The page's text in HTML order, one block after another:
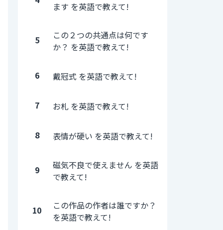
ます を英語で教えて!
5
この２つの共通点は何です
か？ を英語で教えて!
6 戴冠式 を英語で教えて!
7 お札 を英語で教えて!
8 表情が硬い を英語で教えて!
9
磁気不良で使えません を英語
で教えて!
10
この作品の作者は誰ですか？
を英語で教えて!